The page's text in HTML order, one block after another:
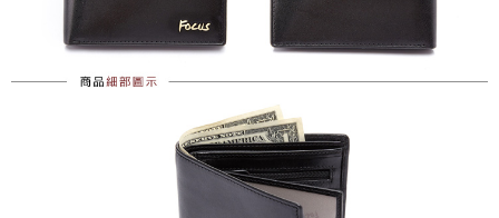
黑貓宅配
每筆NT$100，滿NT$1,500(含以上)免運費
貨到付款
每筆NT$100，滿NT$1,500(含以上)免運費